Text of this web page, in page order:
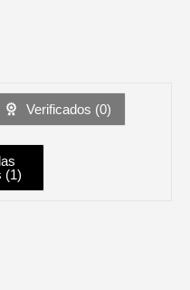
Verificados (0)
(1)